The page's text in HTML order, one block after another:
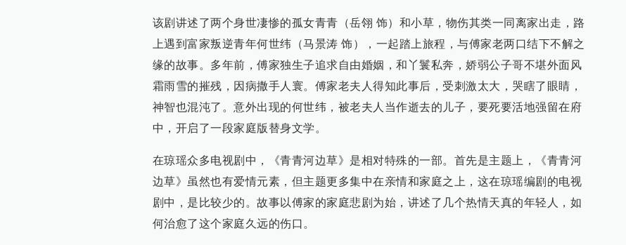
该剧讲述了两个身世凄惨的孤女青青（岳翎 饰）和小草，物伤其类一同离家出走，路
上遇到富家叛逆青年何世纬（马景涛 饰），一起踏上旅程，与傅家老两口结下不解之
缘的故事。多年前，傅家独生子追求自由婚姻，和丫鬟私奔，娇弱公子哥不堪外面风
霜雨雪的摧残，因病撒手人寰。傅家老夫人得知此事后，受刺激太大，哭瞎了眼睛，
神智也混沌了。意外出现的何世纬，被老夫人当作逝去的儿子，要死要活地强留在府
中，开启了一段家庭版替身文学。
在琼瑶众多电视剧中，《青青河边草》是相对特殊的一部。首先是主题上，《青青河
边草》虽然也有爱情元素，但主题更多集中在亲情和家庭之上，这在琼瑶编剧的电视
剧中，是比较少的。故事以傅家的家庭悲剧为始，讲述了几个热情天真的年轻人，如
何治愈了这个家庭久远的伤口。